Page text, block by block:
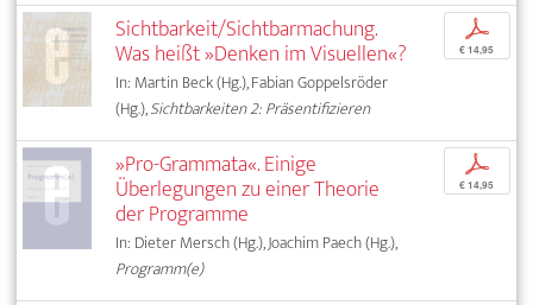
Sichtbarkeit/Sichtbarmachung.
Was heißt »Denken im Visuellen«?
In: Martin Beck (Hg.), Fabian Goppelsröder
(Hg.),Sichtbarkeiten 2: Präsentifizieren
p
€ 14,95
»Pro-Grammata«. Einige
Überlegungen zu einer Theorie
der Programme
In: Dieter Mersch (Hg.), Joachim Paech (Hg.),
Programm(e)
p
€ 14,95